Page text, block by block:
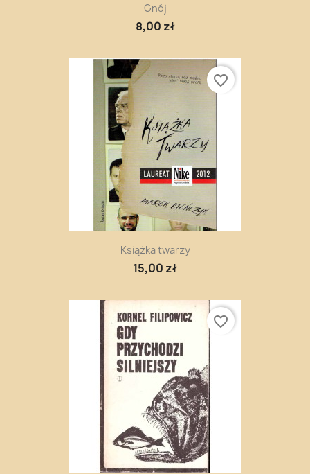
Gnój
8,00 zł
Książka twarzy
15,00 zł
favorite_border
favorite_border